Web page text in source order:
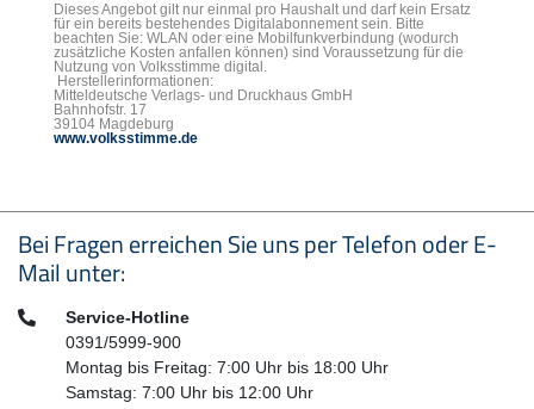
Dieses Angebot gilt nur einmal pro Haushalt und darf kein Ersatz
für ein bereits bestehendes Digitalabonnement sein. Bitte
beachten Sie: WLAN oder eine Mobilfunkverbindung (wodurch
zusätzliche Kosten anfallen können) sind Voraussetzung für die
Nutzung von Volksstimme digital.
Herstellerinformationen:
Mitteldeutsche Verlags- und Druckhaus GmbH
Bahnhofstr. 17
39104 Magdeburg
www.volksstimme.de
Seitenfußbereich
Bei Fragen erreichen Sie uns per Telefon oder E-
Mail unter:
Telefon:Service-Hotline
0391/5999-900
Montag bis Freitag: 7:00 Uhr bis 18:00 Uhr
Samstag: 7:00 Uhr bis 12:00 Uhr